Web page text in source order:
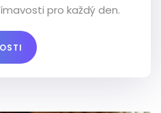
pro každý den.